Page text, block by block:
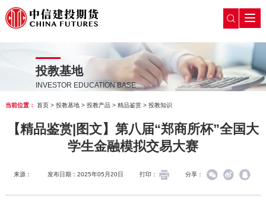
投教基地
INVESTOR EDUCATION BASE
当前位置： 首页> 投教基地> 投教产品> 精品鉴赏> 投教知识
【精品鉴赏|图文】第八届“郑商所杯”全国大
学生金融模拟交易大赛
来源： 发布日期：2025年05月20日 打印： 分享：